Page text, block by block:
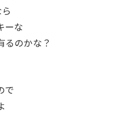
ら
ーな
のかな？
で